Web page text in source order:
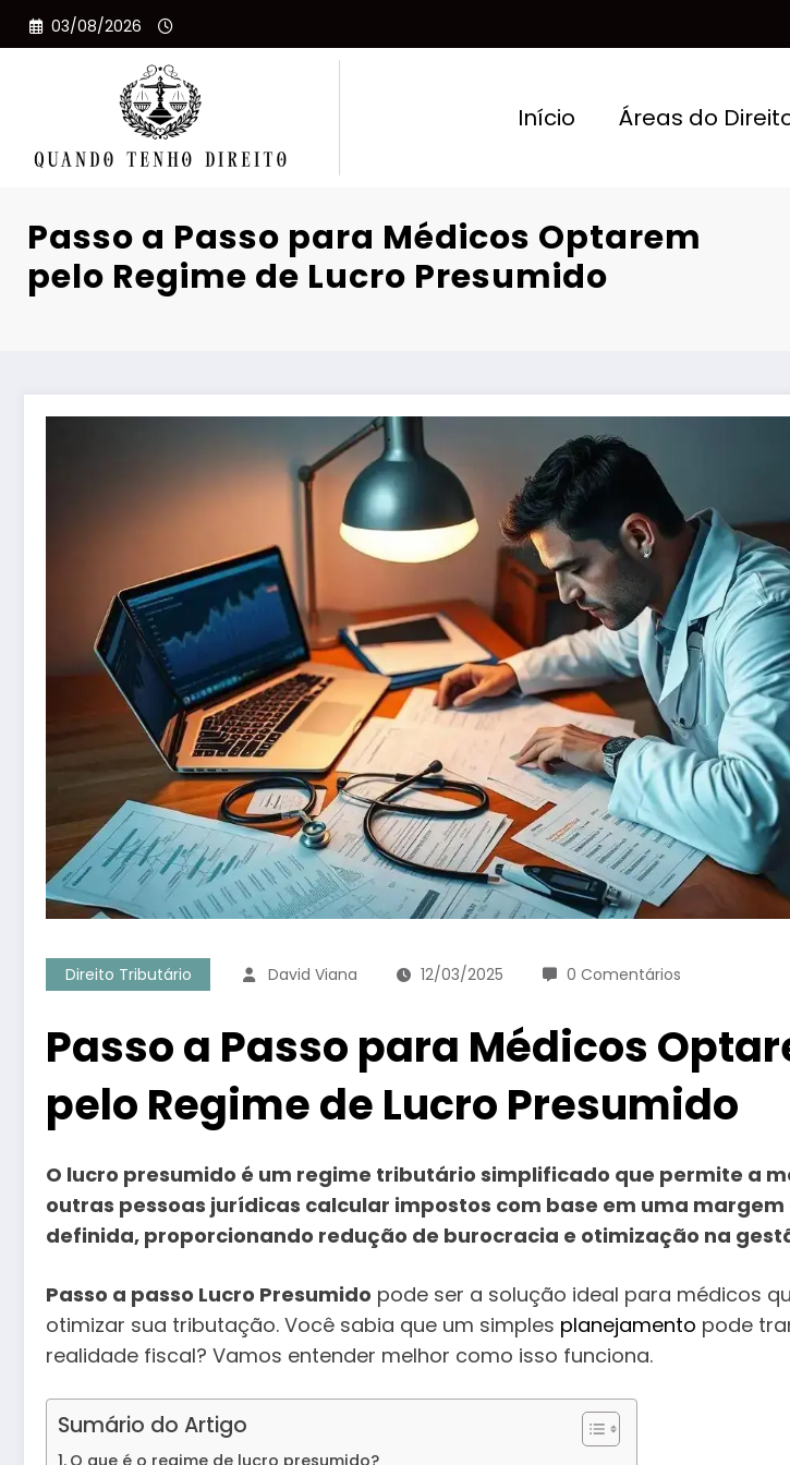
Pular
para
03/08/2026
Início Áreas do
Passo a Passo para Médicos Optarem
pelo Regime de Lucro Presumido
Direito Tributário David Viana 12/03/2025 0 Comentários
Passo a Passo para Médicos
pelo Regime de Lucro Presumido
O lucro presumido é um regime tributário simplificado que permite a
outras pessoas jurídicas calcular impostos com base em uma
definida, proporcionando redução de burocracia e otimização na
Passo a passo Lucro Presumido pode ser a solução ideal para médicos
otimizar sua tributação. Você sabia que um simples planejamento pode
realidade fiscal? Vamos entender melhor como isso funciona.
Sumário do Artigo